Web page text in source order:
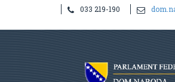
: Undefined index: idHR in/
033 219-190